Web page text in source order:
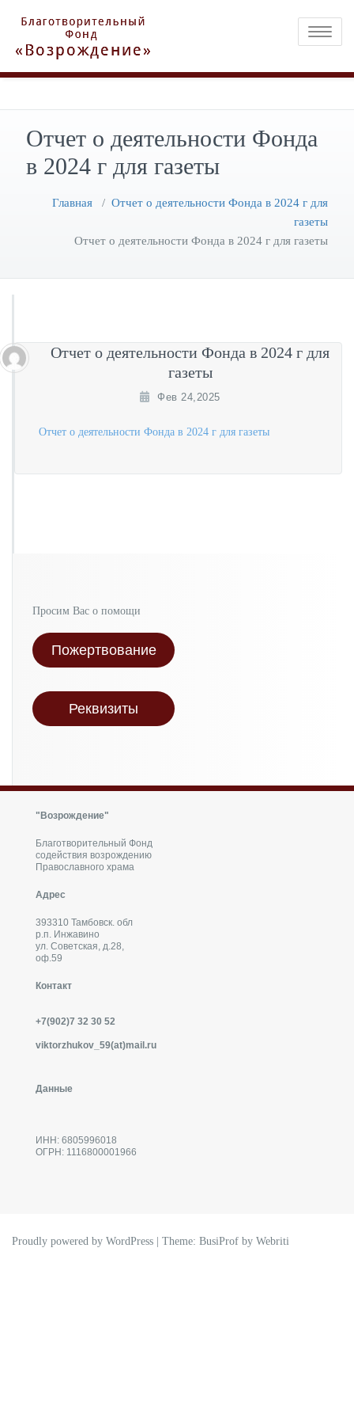
Toggle
Отчет о деятельности Фонда
в 2024 г для газеты
Главная / Отчет о деятельности Фонда в 2024 г для
газеты
Отчет о деятельности Фонда в 2024 г для газеты
Отчет о деятельности Фонда в 2024 г для
газеты
Фев 24,2025
Отчет о деятельности Фонда в 2024 г для газеты
Просим Вас о помощи
Пожертвование
Реквизиты
"Возрождение"
Благотворительный Фонд
содействия возрождению
Православного храма
Адрес
393310 Тамбовск. обл
р.п. Инжавино
ул. Советская, д.28,
оф.59
Контакт
+7(902)7 32 30 52
viktorzhukov_59(at)mail.ru
Данные
ИНН: 6805996018
ОГРН: 1116800001966
Proudly powered by WordPress | Theme: BusiProf by Webriti